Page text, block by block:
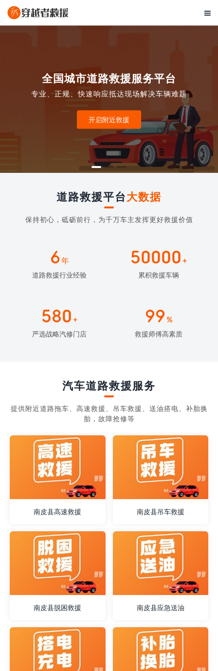

全国城市道路救援服务平台
专业、正规、快速响应抵达现场解决车辆难题
开启附近救援
道路救援平台大数据
保持初心，砥砺前行，为千万车主发挥更好救援价值
6年
道路救援行业经验
50000 +
累积救援车辆
580 +
严选战略汽修门店
99 %
救援师傅高素质
汽车道路救援服务
提供附近道路拖车、高速救援、吊车救援、送油搭电、补胎换
胎，故障抢修等
南皮县高速救援 南皮县吊车救援
南皮县脱困救援 南皮县应急送油